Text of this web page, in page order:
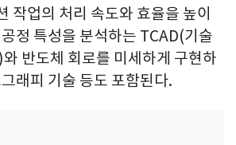
작업의 처리 속도와 효율을 높이
정 특성을 분석하는 TCAD(기술
반도체 회로를 미세하게 구현하
래피 기술 등도 포함된다.